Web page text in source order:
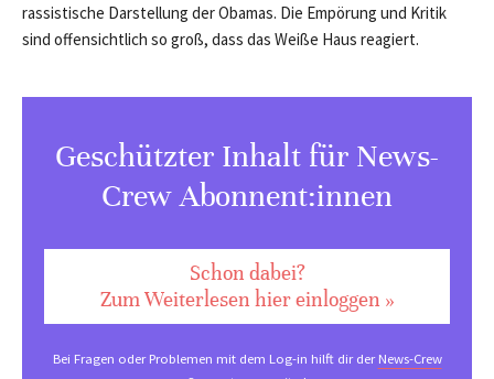
rassistische Darstellung der Obamas. Die Empörung und Kritik
sind offensichtlich so groß, dass das Weiße Haus reagiert.
Geschützter Inhalt für News-
Crew Abonnent:innen
Schon dabei?
Zum Weiterlesen hier einloggen »
Bei Fragen oder Problemen mit dem Log-in hilft dir derNews-Crew